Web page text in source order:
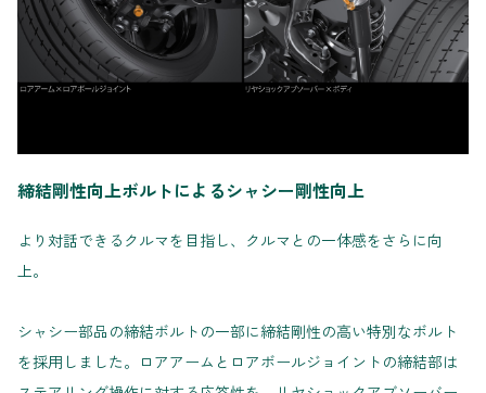
締結剛性向上ボルトによるシャシー剛性向上
より対話できるクルマを目指し、クルマとの一体感をさらに向
上。
シャシー部品の締結ボルトの一部に締結剛性の高い特別なボルト
を採用しました。ロアアームとロアボールジョイントの締結部は